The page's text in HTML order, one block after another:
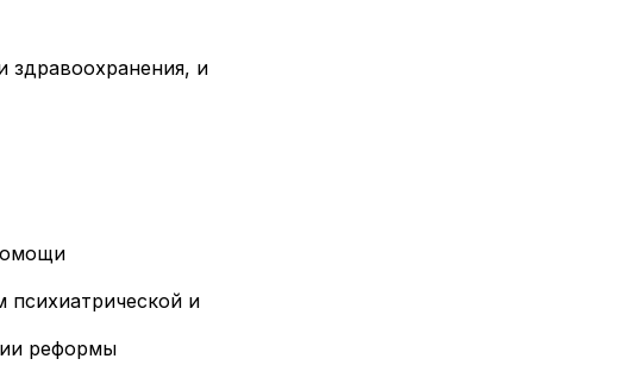
здравоохранения, и
психиатрической и
реформы